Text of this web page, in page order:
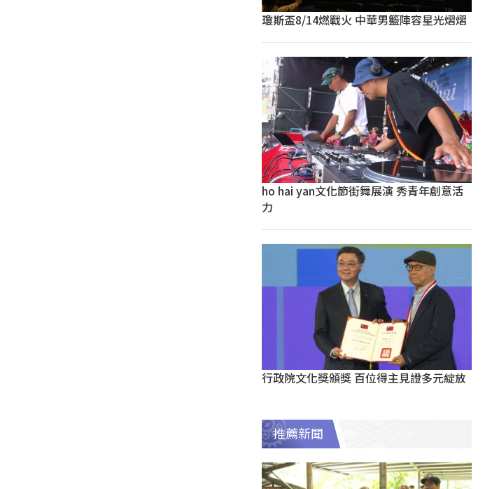
瓊斯盃8/14燃戰火 中華男籃陣容星光熠熠
ho hai yan文化節街舞展演 秀青年創意活
力
行政院文化獎頒獎 百位得主見證多元綻放
推薦新聞